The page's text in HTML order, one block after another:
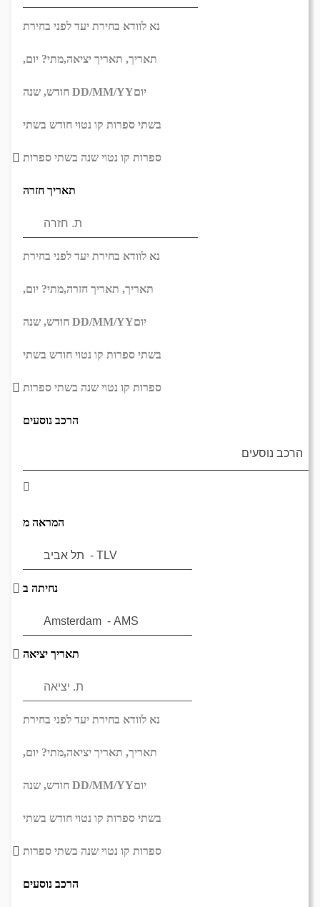
נא לוודא בחירת יעד לפני בחירת
תאריך, תאריך יציאה,מתי? יום,
DD/MM/YYיום
בשתי ספרות קו נטוי חודש בשתי
ספרות קו נטוי שנה בשתי ספרות
תאריך חזרה
נא לוודא בחירת יעד לפני בחירת
תאריך, תאריך חזרה,מתי? יום,
DD/MM/YYיום
בשתי ספרות קו נטוי חודש בשתי
ספרות קו נטוי שנה בשתי ספרות
הרכב נוסעים
המראה מ
נחיתה ב
תאריך יציאה
נא לוודא בחירת יעד לפני בחירת
תאריך, תאריך יציאה,מתי? יום,
DD/MM/YYיום
בשתי ספרות קו נטוי חודש בשתי
ספרות קו נטוי שנה בשתי ספרות
הרכב נוסעים